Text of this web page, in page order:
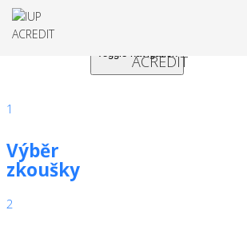
Toggle navigation
1
Výběr
zkoušky
2